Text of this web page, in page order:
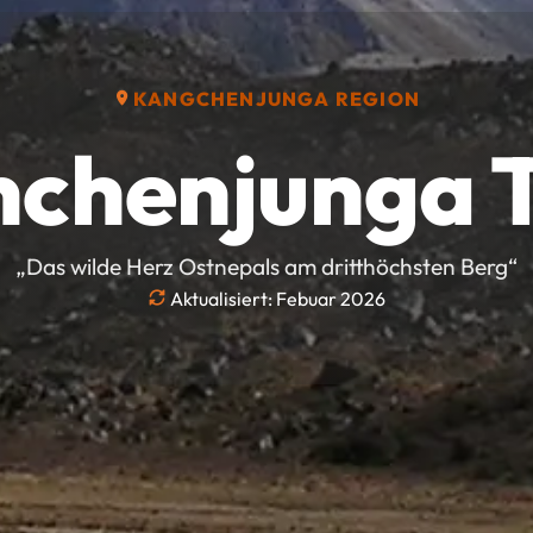
KANGCHENJUNGA REGION
„Das wilde Herz Ostnepals am dritthöchsten Berg“
Aktualisiert: Febuar 2026